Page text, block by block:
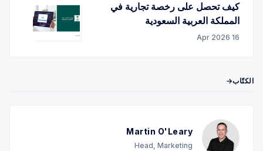
كيف تحصل على رخصة تجارية في
المملكة العربية السعودية
16 Apr 2026
الكتّاب→
Martin O'Leary
Head, Marketing